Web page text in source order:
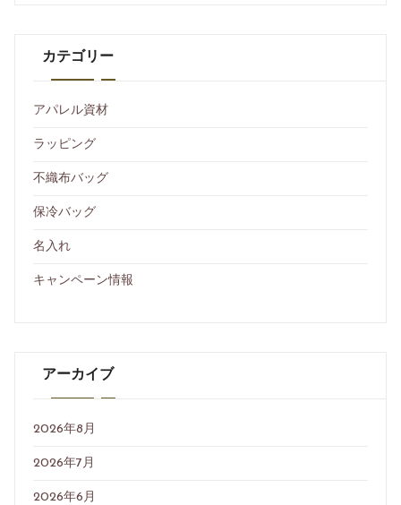
カテゴリー
アパレル資材
ラッピング
不織布バッグ
保冷バッグ
名入れ
キャンペーン情報
アーカイブ
2026年8月
2026年7月
2026年6月